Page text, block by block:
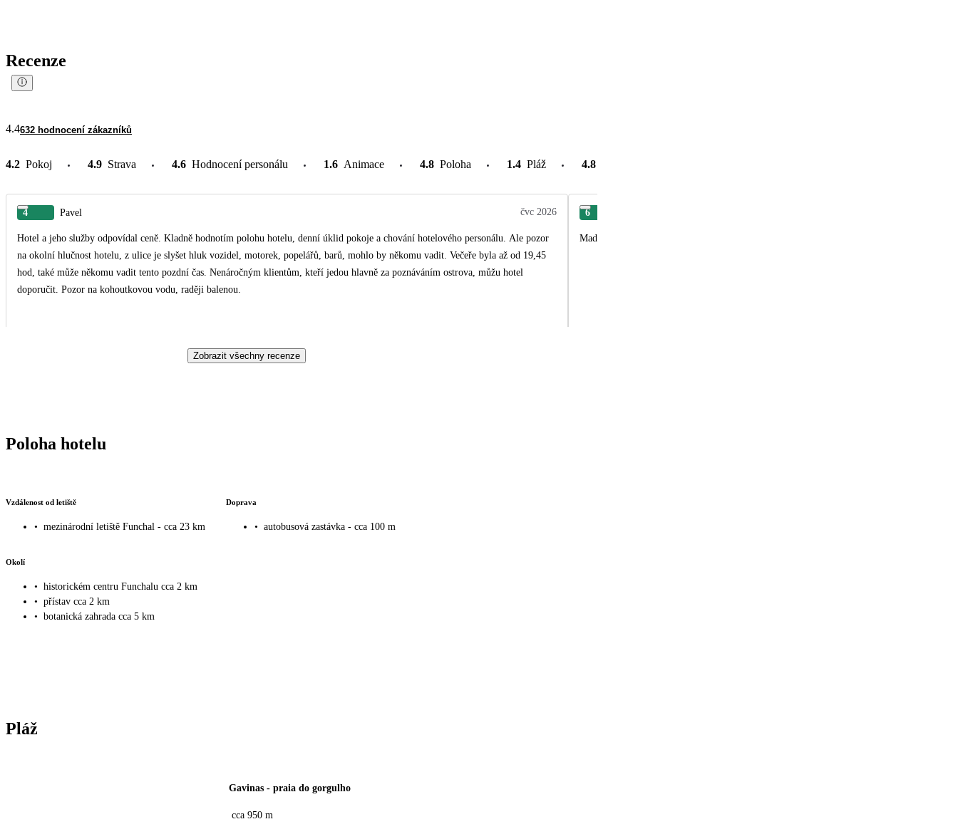
Recenze
4.4632 hodnocení zákazníků
4.2 Pokoj 4.9 Strava 4.6 Hodnocení personálu 1.6 Animace 4.8 Poloha 1.4 Pláž 4.8
4 Pavel čvc 2026
Hotel a jeho služby odpovídal ceně. Kladně hodnotím polohu hotelu, denní úklid pokoje a chování hotelového personálu. Ale pozor
na okolní hlučnost hotelu, z ulice je slyšet hluk vozidel, motorek, popelářů, barů, mohlo by někomu vadit. Večeře byla až od 19,45
hod, také může někomu vadit tento pozdní čas. Nenáročným klientům, kteří jedou hlavně za poznáváním ostrova, můžu hotel
doporučit. Pozor na kohoutkovou vodu, raději balenou.
6
Madeira super.
Zobrazit všechny recenze
Poloha hotelu
Vzdálenost od letiště
• mezinárodní letiště Funchal - cca 23 km
Doprava
• autobusová zastávka - cca 100 m
Okolí
• historickém centru Funchalu cca 2 km
• přístav cca 2 km
• botanická zahrada cca 5 km
Pláž
Gavinas - praia do gorgulho
cca 950 m